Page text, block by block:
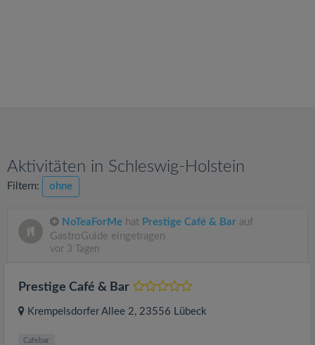
i
n
Aktivitäten in Schleswig-Holstein
Filtern: ohne
NoTeaForMe hat Prestige Café & Bar auf
GastroGuide eingetragen
vor 3 Tagen
Prestige Café & Bar
Krempelsdorfer Allee 2, 23556 Lübeck
Cafebar